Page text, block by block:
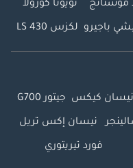
موستانج تويوتا كورولا
باجيرو لكزس LS 430
نيسان كيكس جيتور G700
نيسان إكس تريل
فورد تيريتوري